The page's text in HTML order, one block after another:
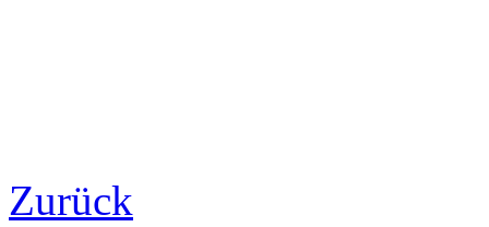
Zurück